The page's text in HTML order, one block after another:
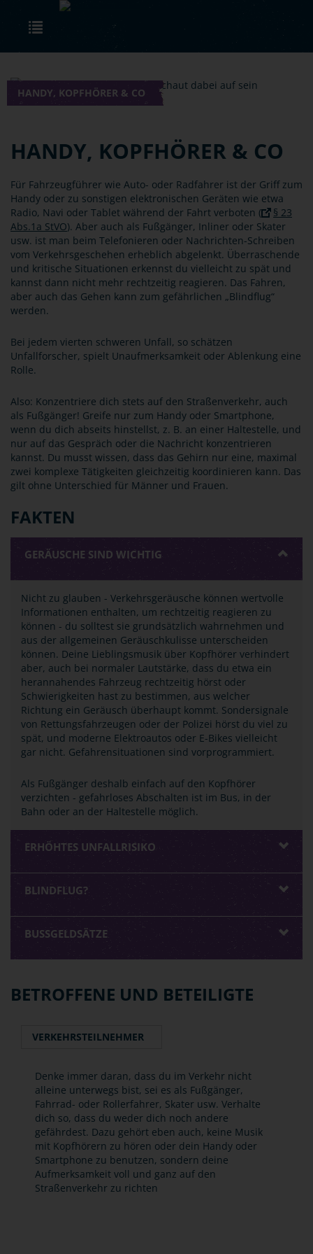
Skip to main content
HANDY, KOPFHÖRER & CO
HANDY, KOPFHÖRER & CO
Für Fahrzeugführer wie Auto- oder Radfahrer ist der Griff zum
Handy oder zu sonstigen elektronischen Geräten wie etwa
Radio, Navi oder Tablet während der Fahrt verboten (
§ 23
Abs.1a StVO). Aber auch als Fußgänger, Inliner oder Skater
usw. ist man beim Telefonieren oder Nachrichten-Schreiben
vom Verkehrsgeschehen erheblich abgelenkt. Überraschende
und kritische Situationen erkennst du vielleicht zu spät und
kannst dann nicht mehr rechtzeitig reagieren. Das Fahren,
aber auch das Gehen kann zum gefährlichen „Blindflug“
werden.
Bei jedem vierten schweren Unfall, so schätzen
Unfallforscher, spielt Unaufmerksamkeit oder Ablenkung eine
Rolle.
Also: Konzentriere dich stets auf den Straßenverkehr, auch
als Fußgänger! Greife nur zum Handy oder Smartphone,
wenn du dich abseits hinstellst, z. B. an einer Haltestelle, und
nur auf das Gespräch oder die Nachricht konzentrieren
kannst. Du musst wissen, dass das Gehirn nur eine, maximal
zwei komplexe Tätigkeiten gleichzeitig koordinieren kann. Das
gilt ohne Unterschied für Männer und Frauen.
FAKTEN
GERÄUSCHE SIND WICHTIG
Nicht zu glauben - Verkehrsgeräusche können wertvolle
Informationen enthalten, um rechtzeitig reagieren zu
können - du solltest sie grundsätzlich wahrnehmen und
aus der allgemeinen Geräuschkulisse unterscheiden
können. Deine Lieblingsmusik über Kopfhörer verhindert
aber, auch bei normaler Lautstärke, dass du etwa ein
herannahendes Fahrzeug rechtzeitig hörst oder
Schwierigkeiten hast zu bestimmen, aus welcher
Richtung ein Geräusch überhaupt kommt. Sondersignale
von Rettungsfahrzeugen oder der Polizei hörst du viel zu
spät, und moderne Elektroautos oder E-Bikes vielleicht
gar nicht. Gefahrensituationen sind vorprogrammiert.
Als Fußgänger deshalb einfach auf den Kopfhörer
verzichten - gefahrloses Abschalten ist im Bus, in der
Bahn oder an der Haltestelle möglich.
ERHÖHTES UNFALLRISIKO
BLINDFLUG?
BUSSGELDSÄTZE
BETROFFENE UND BETEILIGTE
VERKEHRSTEILNEHMER
Denke immer daran, dass du im Verkehr nicht
alleine unterwegs bist, sei es als Fußgänger,
Fahrrad- oder Rollerfahrer, Skater usw. Verhalte
dich so, dass du weder dich noch andere
gefährdest. Dazu gehört eben auch, keine Musik
mit Kopfhörern zu hören oder dein Handy oder
Smartphone zu benutzen, sondern deine
Aufmerksamkeit voll und ganz auf den
Straßenverkehr zu richten